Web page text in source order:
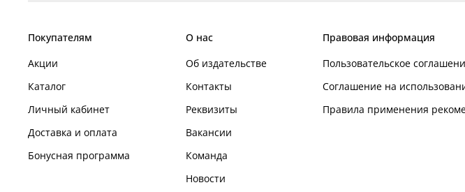
Покупателям
Акции
Каталог
Личный кабинет
Доставка и оплата
Бонусная программа
О нас
Об издательстве
Контакты
Реквизиты
Вакансии
Команда
Новости
Правовая информация
Пользовательское
Соглашение на
Правила применения